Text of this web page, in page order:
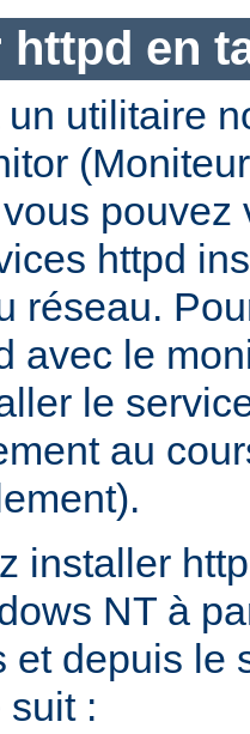
httpd en
utilitaire
pouvez
httpd
réseau.
avec le
le
au
installer
NT à
et depuis le
suit :